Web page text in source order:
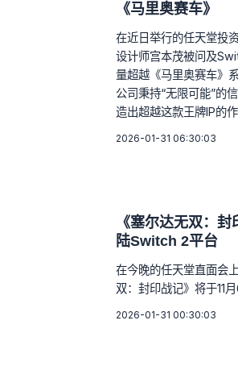
《马里奥赛车》
在近日举行的任天堂投
设计师宫本茂被问及
量超越《马里奥赛车》
公司秉持“无限可能”的
造出超越这款王牌IP的作
2026-01-31 06:30:03
《塞尔达无双：
陆Switch 2平台
在今晚的任天堂直面会
双：封印战记》将于11
2026-01-31 00:30:03